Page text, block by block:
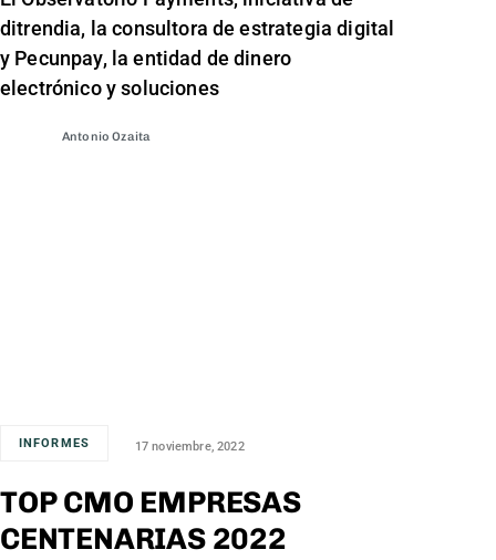
ditrendia, la consultora de estrategia digital
y Pecunpay, la entidad de dinero
electrónico y soluciones
Antonio Ozaita
INFORMES 17 noviembre, 2022
TOP CMO EMPRESAS
CENTENARIAS 2022